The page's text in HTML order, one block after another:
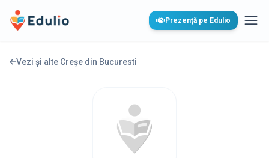
Edulio Prezență pe Edulio
Vezi și alte Creșe din Bucuresti